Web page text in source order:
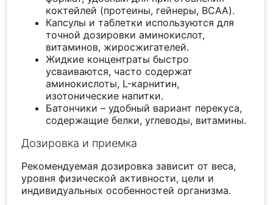
коктейлей (протеины, гейнеры, BCAA).
Капсулы и таблетки используются для
точной дозировки аминокислот,
витаминов, жиросжигателей.
Жидкие концентраты быстро
усваиваются, часто содержат
аминокислоты, L-карнитин,
изотонические напитки.
Батончики – удобный вариант перекуса,
содержащие белки, углеводы, витамины.
Дозировка и приемка
Рекомендуемая дозировка зависит от веса,
уровня физической активности, цели и
индивидуальных особенностей организма.